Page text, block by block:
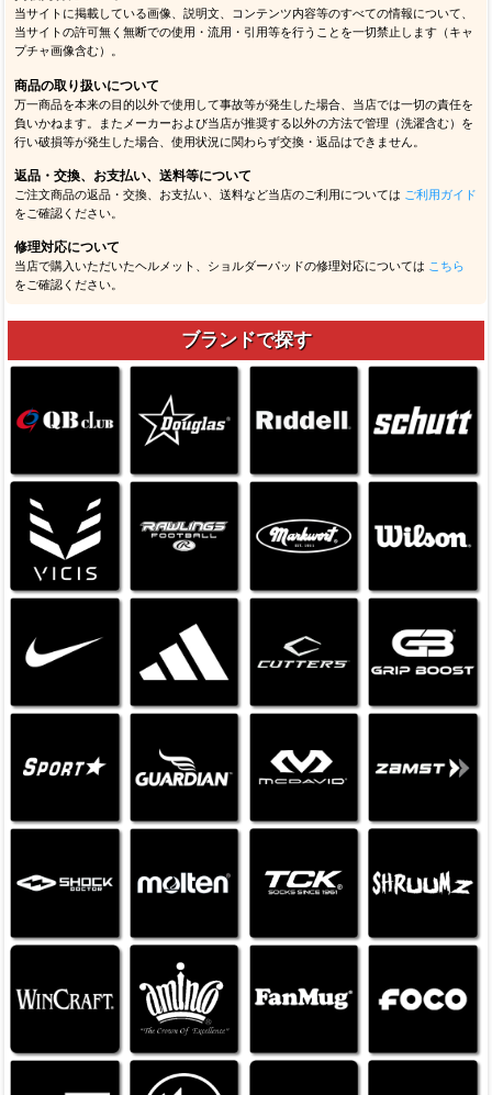
当サイトに掲載している画像、説明文、コンテンツ内容等のすべての情報について、
当サイトの許可無く無断での使用・流用・引用等を行うことを一切禁止します（キャ
プチャ画像含む）。
商品の取り扱いについて
万一商品を本来の目的以外で使用して事故等が発生した場合、当店では一切の責任を
負いかねます。またメーカーおよび当店が推奨する以外の方法で管理（洗濯含む）を
行い破損等が発生した場合、使用状況に関わらず交換・返品はできません。
返品・交換、お支払い、送料等について
ご注文商品の返品・交換、お支払い、送料など当店のご利用については ご利用ガイド
をご確認ください。
修理対応について
当店で購入いただいたヘルメット、ショルダーパッドの修理対応については こちら
をご確認ください。
ブランドで探す